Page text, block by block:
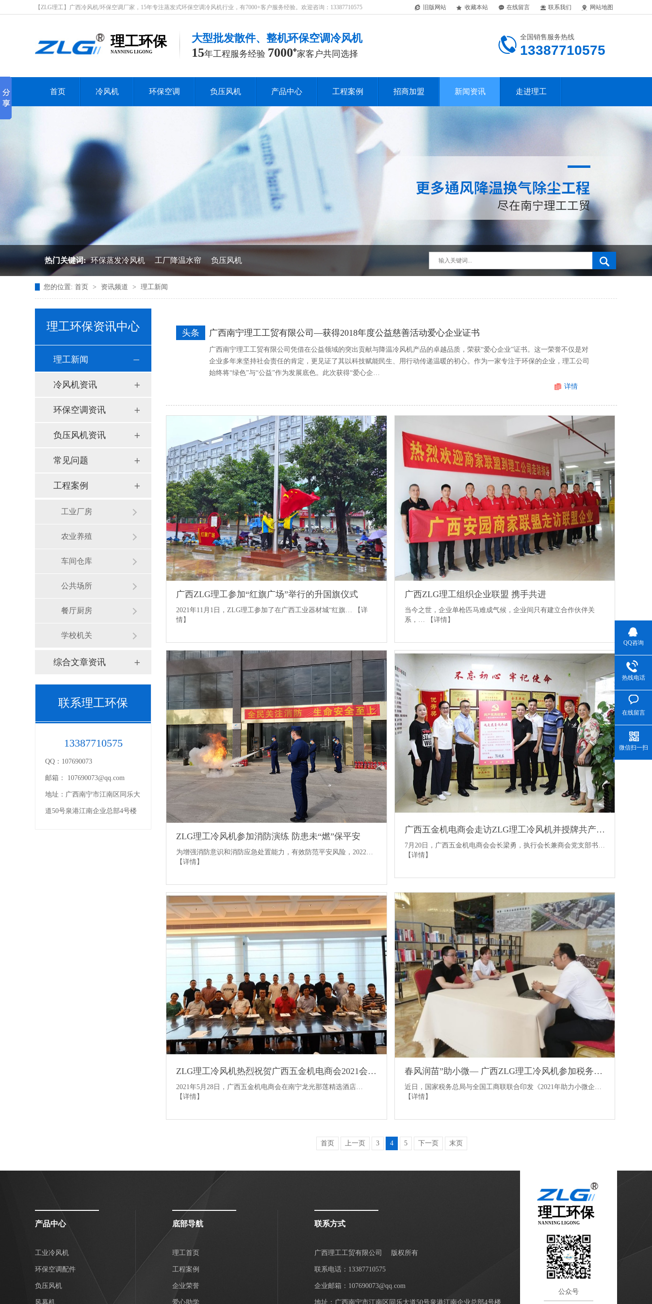
旧版网站 收藏本站 在线留言 联系我们 网站地图
【ZLG理工】广西冷风机/环保空调厂家，15年专注蒸发式环保空调冷风机行业，有7000+客户服务经验。欢迎咨询：13387710575
理工环保
NANNING LIGONG
大型批发散件、整机环保空调冷风机
15年工程服务经验 7000 家客户共同选择
全国销售服务热线
13387710575
首页 冷风机 环保空调 负压风机 产品中心 工程案例 招商加盟 新闻资讯 走进理工
热门关键词: 环保蒸发冷风机 工厂降温水帘 负压风机
您的位置: 首页 > 资讯频道 > 理工新闻
理工环保资讯中心
理工新闻
冷风机资讯
环保空调资讯
负压风机资讯
常见问题
工程案例
工业厂房
农业养殖
车间仓库
公共场所
餐厅厨房
学校机关
综合文章资讯
联系理工环保
13387710575
QQ： 107690073
邮箱： 107690073@qq.com
地址： 广西南宁市江南区同乐大
道50号泉港江南企业总部4号楼
广西南宁理工工贸有限公司—获得2018年度公益慈善活动爱心企业证书
头条
广西南宁理工工贸有限公司凭借在公益领域的突出贡献与降温冷风机产品的卓越品质，荣获“爱心企业”证书。这一荣誉不仅是对
企业多年来坚持社会责任的肯定，更见证了其以科技赋能民生、用行动传递温暖的初心。作为一家专注于环保的企业，理工公司
始终将“绿色”与“公益”作为发展底色。此次获得“爱心企…
详情
广西ZLG理工参加“红旗广场”举行的升国旗仪式
2021年11月1日，ZLG理工参加了在广西工业器材城“红旗…
【详
情】
广西ZLG理工组织企业联盟 携手共进
当今之世，企业单枪匹马难成气候，企业间只有建立合作伙伴关
系，…
【详情】
ZLG理工冷风机参加消防演练 防患未“燃”保平安
为增强消防意识和消防应急处置能力，有效防范平安风险，2022…
【详情】
广西五金机电商会走访ZLG理工冷风机并授牌共产党经营户
7月20日，广西五金机电商会会长梁勇，执行会长兼商会党支部书…
【详情】
ZLG理工冷风机热烈祝贺广西五金机电商会2021会长会议隆重召开
2021年5月28日，广西五金机电商会在南宁龙光那莲精选酒店…
【详情】
春风润苗”助小微— 广西ZLG理工冷风机参加税务知识讲座
近日，国家税务总局与全国工商联联合印发《2021年助力小微企…
【详情】
首页 上一页 3 4 5 下一页 末页
产品中心
工业冷风机
环保空调配件
负压风机
风幕机
底部导航
理工首页
工程案例
企业荣誉
爱心助学
联系方式
广西理工工贸有限公司 版权所有
联系电话：13387710575
企业邮箱：107690073@qq.com
地址：广西南宁市江南区同乐大道50号泉港江南企业总部4号楼
理工环保
NANNING LIGONG
公众号
QQ咨询
热线电话
在线留言
微信扫一扫